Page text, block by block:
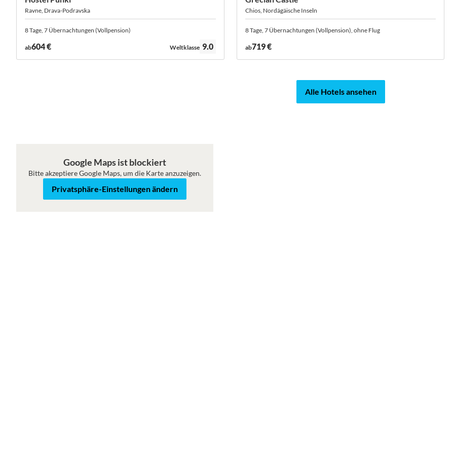
Ravne, Drava-Podravska
8 Tage, 7 Übernachtungen (Vollpension)
ab604 € Bewertung:
Weltklasse 9.0
Chios, Nordägäische Inseln
8 Tage, 7 Übernachtungen (Vollpension), ohne Flug
ab719 €
Alle Hotels ansehen
Satellit
Google Maps ist blockiert
Bitte akzeptiere Google Maps, um die Karte anzuzeigen.
Privatsphäre-Einstellungen ändern